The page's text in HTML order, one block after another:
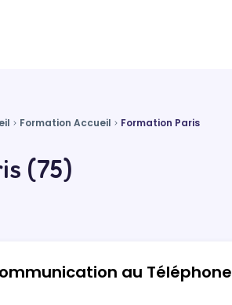
Formation Accueil Formation Paris
(75)
au Téléphone